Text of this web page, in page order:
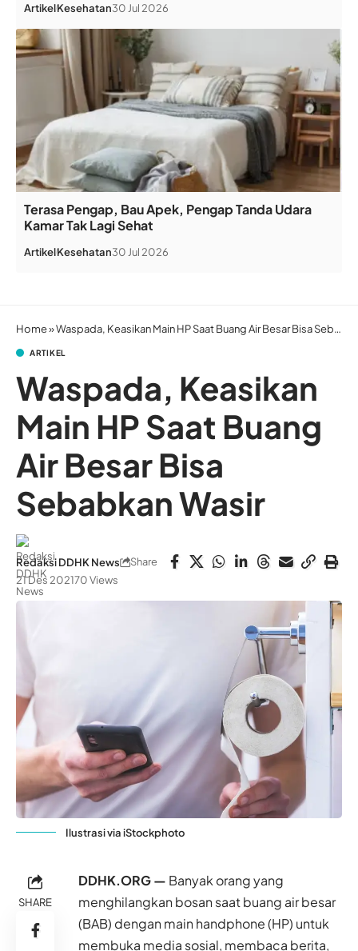
ArtikelKesehatan30 Jul 2026
Terasa Pengap, Bau Apek, Pengap Tanda Udara
Kamar Tak Lagi Sehat
ArtikelKesehatan30 Jul 2026
Home»Waspada, Keasikan Main HP Saat Buang Air Besar Bisa Sebabkan Wasir
ARTIKEL
Waspada, Keasikan
Main HP Saat Buang
Air Besar Bisa
Sebabkan Wasir
Redaksi DDHK News
21 Des 202170 Views
Share
Ilustrasi via iStockphoto
SHARE
DDHK.ORG — Banyak orang yang
menghilangkan bosan saat buang air besar
(BAB) dengan main handphone (HP) untuk
membuka media sosial, membaca berita,